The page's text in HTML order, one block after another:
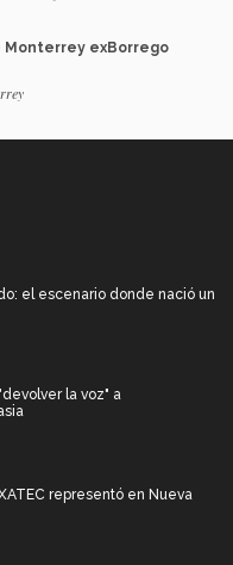
Monterrey exBorrego
el escenario donde nació un
la voz" a
representó en Nueva